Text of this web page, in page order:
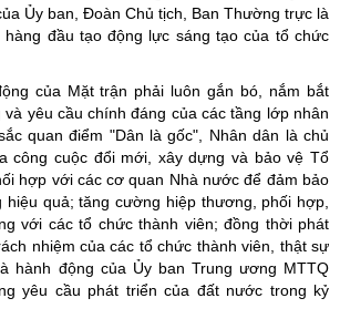
Ủy ban, Đoàn Chủ tịch, Ban Thường trực là
hàng đầu tạo động lực sáng tạo của tổ chức
của Mặt trận phải luôn gắn bó, nắm bắt
yêu cầu chính đáng của các tầng lớp nhân
quan điểm "Dân là gốc", Nhân dân là chủ
công cuộc đổi mới, xây dựng và bảo vệ Tổ
hợp với các cơ quan Nhà nước để đảm bảo
hiệu quả; tăng cường hiệp thương, phối hợp,
với các tổ chức thành viên; đồng thời phát
nhiệm của các tổ chức thành viên, thật sự
hành động của Ủy ban Trung ương MTTQ
yêu cầu phát triển của đất nước trong kỷ